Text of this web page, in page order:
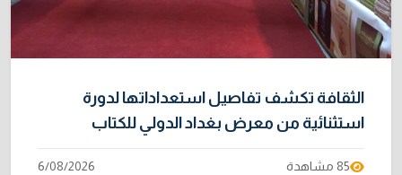
الثقافة تكشف تفاصيل استعداداتها لدورة
استثنائية من معرض بغداد الدولي للكتاب
85 مشاهدة 6/08/2026